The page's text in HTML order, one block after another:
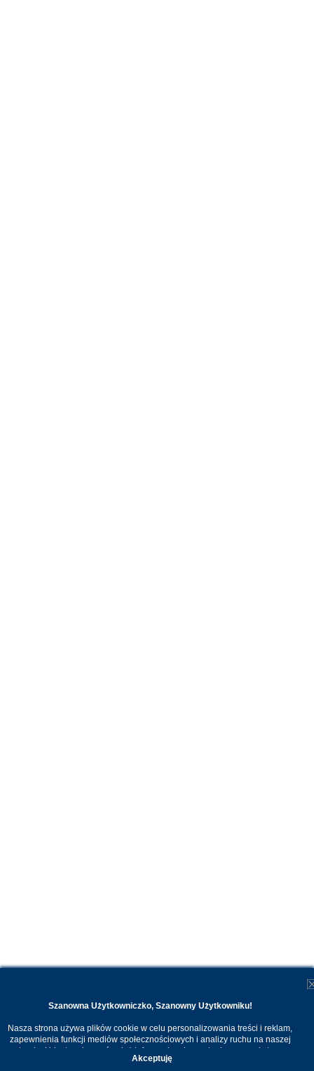
Szanowna Użytkowniczko, Szanowny Użytkowniku!
Nasza strona używa plików cookie w celu personalizowania treści i reklam,
zapewnienia funkcji mediów społecznościowych i analizy ruchu na naszej
stronie. Udostępniamy również informacje o korzystaniu z naszej strony
internetowej naszym zaufanym partnerom. Dzięki cookies możemy
Akceptuję